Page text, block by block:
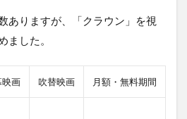
ありますが、「クラウン」を視
ました。
映画 吹替映画 月額・無料期間